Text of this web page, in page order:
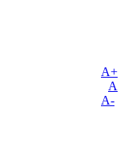
A+
A
A-